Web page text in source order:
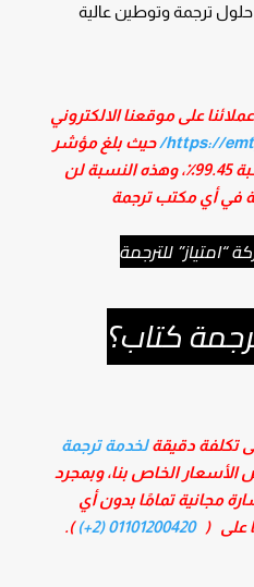
ترجمة وتوطين عالية
على موقعنا الالكتروني
https:// حيث بلغ مؤشر
رضا العملاء لدينا بنسبة 99.45٪، وهذه النسبة لن
في أي مكتب ترجمة
للترجمة
كتاب؟
تكلفة دقيقةلخدمة ترجمة
الخاص بنا، وبمجرد
مجانية تمامًا بدون أي
على (
01101200420 (2+)
).